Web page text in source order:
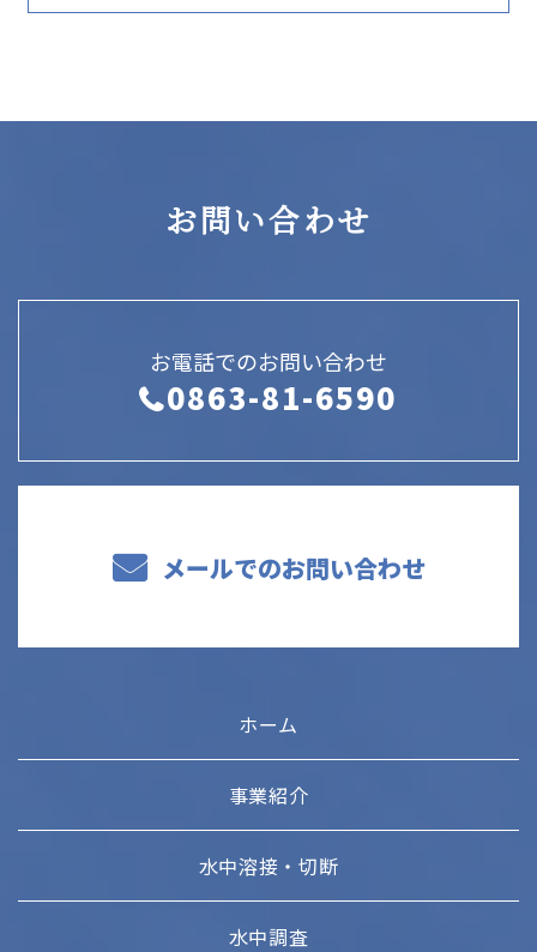
お問い合わせ
お電話でのお問い合わせ
0863-81-6590
メールでのお問い合わせ
ホーム
事業紹介
水中溶接・切断
水中調査